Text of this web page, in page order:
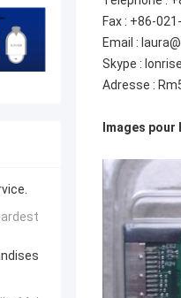
Fax : +86-
Email :
Skype :
Adresse :
Images